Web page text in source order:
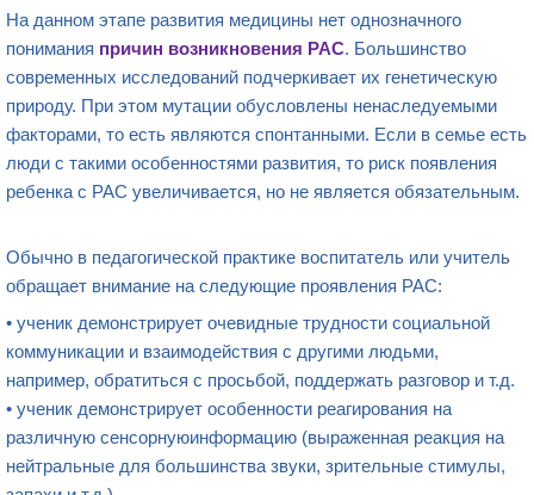
На данном этапе развития медицины нет однозначного
понимания причин возникновения РАС. Большинство
современных исследований подчеркивает их генетическую
природу. При этом мутации обусловлены ненаследуемыми
факторами, то есть являются спонтанными. Если в семье есть
люди с такими особенностями развития, то риск появления
ребенка с РАС увеличивается, но не является обязательным.
Обычно в педагогической практике воспитатель или учитель
обращает внимание на следующие проявления РАС:
• ученик демонстрирует очевидные трудности социальной
коммуникации и взаимодействия с другими людьми,
например, обратиться с просьбой, поддержать разговор и т.д.
• ученик демонстрирует особенности реагирования на
различную сенсорнуюинформацию (выраженная реакция на
нейтральные для большинства звуки, зрительные стимулы,